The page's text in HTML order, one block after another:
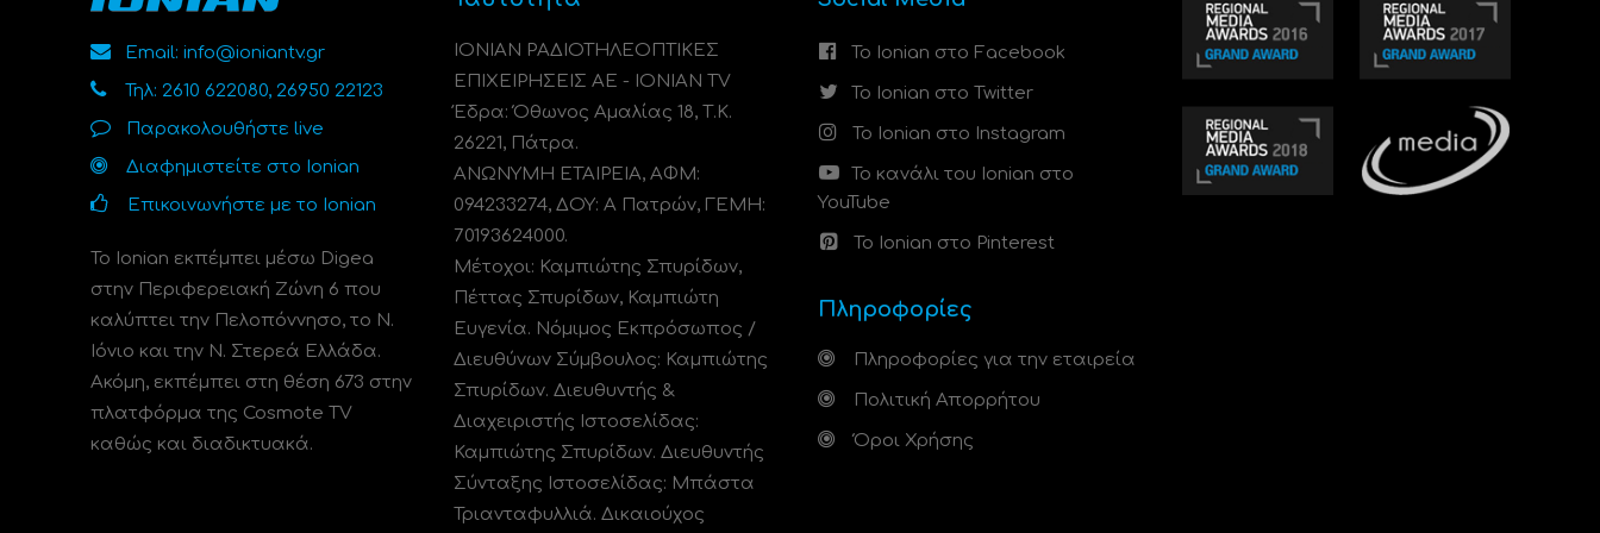
Email: info@ioniantv.gr
Τηλ: 2610 622080, 26950 22123
Παρακολουθήστε live
Διαφημιστείτε στο Ionian
Επικοινωνήστε με το Ionian
Το Ionian εκπέμπει μέσω Digea
στην Περιφερειακή Ζώνη 6 που
καλύπτει την Πελοπόννησο, το N.
Ιόνιο και την Ν. Στερεά Ελλάδα.
Ακόμη, εκπέμπει στη θέση 673 στην
πλατφόρμα της Cosmote TV
καθώς και διαδικτυακά.
ΙΟΝΙΑΝ ΡΑΔΙΟΤΗΛΕΟΠΤΙΚΕΣ
ΕΠΙΧΕΙΡΗΣΕΙΣ ΑΕ - IONIAN TV
Έδρα: Όθωνος Αμαλίας 18, Τ.Κ.
26221, Πάτρα.
ΑΝΩΝΥΜΗ ΕΤΑΙΡΕΙΑ, ΑΦΜ:
094233274, ΔΟΥ: A Πατρών, ΓΕΜΗ:
70193624000.
Μέτοχοι: Καμπιώτης Σπυρίδων,
Πέττας Σπυρίδων, Καμπιώτη
Ευγενία. Νόμιμος Εκπρόσωπος /
Διευθύνων Σύμβουλος: Καμπιώτης
Σπυρίδων. Διευθυντής &
Διαχειριστής Ιστοσελίδας:
Καμπιώτης Σπυρίδων. Διευθυντής
Σύνταξης Ιστοσελίδας: Μπάστα
Τριανταφυλλιά. Δικαιούχος
Το Ionian στο Facebook
Το Ionian στο Twitter
Το Ionian στο Instagram
Το κανάλι του Ionian στο
YouTube
Το Ionian στο Pinterest
Πληροφορίες
Πληροφορίες για την εταιρεία
Πολιτική Απορρήτου
Όροι Χρήσης